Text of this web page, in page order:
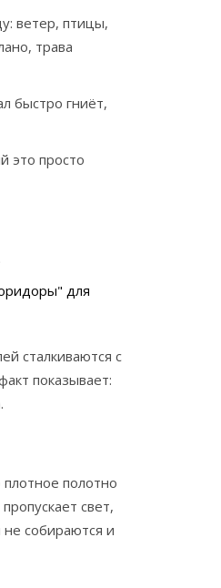
ветер, птицы,
трава
быстро гниёт,
это просто
для
сталкиваются с
показывает:
полотно
свет,
не собираются и